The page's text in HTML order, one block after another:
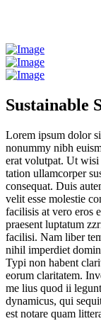
Sustainable
Lorem ipsum dolor
nonummy nibh
erat volutpat. Ut
tation ullamcorper
consequat. Duis
velit esse molestie
facilisis at vero eros
praesent luptatum
facilisi. Nam liber
nihil imperdiet
Typi non habent
eorum claritatem.
me lius quod ii
dynamicus, qui
est notare quam